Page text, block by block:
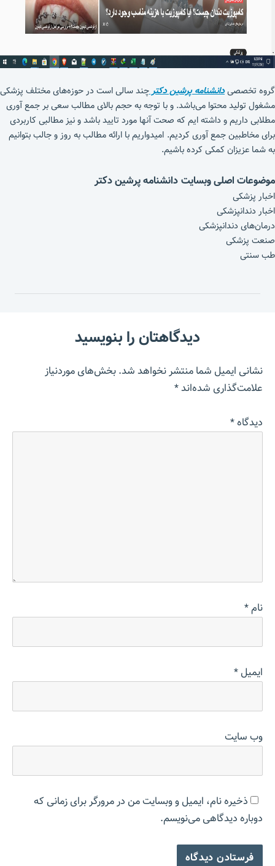
گروه تخصصیدانشنامه پرشین دکترچند سالی است در حوزه‌های مختلف پزشکی
مشغول تولید محتوا می‌باشد. و با توجه به حجم بالای مطالب سعی بر جمع آوری
مطلابی داریم و داشته ایم که صحت آنها مورد تایید باشد و نیز مطالبی کاربردی
برای مخاطبین جمع آوری کردیم. امیدواریم با ارائه مطالب به روز و جالب بتوانیم
به شما عزیزان کمکی کرده باشیم.
موضوعات اصلی وبسایت دانشنامه پرشین دکتر
اخبار پزشکی
اخبار دندانپزشکی
درمان‌های دندانپزشکی
صنعت پزشکی
طب سنتی
دیدگاهتان را بنویسید
نشانی ایمیل شما منتشر نخواهد شد.بخش‌های موردنیاز
علامت‌گذاری شده‌اند*
دیدگاه*
نام*
ایمیل*
وب‌ سایت
ذخیره نام، ایمیل و وبسایت من در مرورگر برای زمانی که
دوباره دیدگاهی می‌نویسم.